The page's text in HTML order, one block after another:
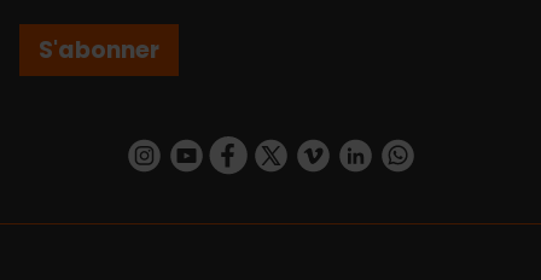
S'abonner
https://www.instagram.com/visit_valencia/
https://www.youtube.com/user/
https://www.facebook.com/
https://twitter.com/
https://vimeo.com/
https://www.linkedin.com/company/turismo-valencia/https://api.whatsapp.com/send/